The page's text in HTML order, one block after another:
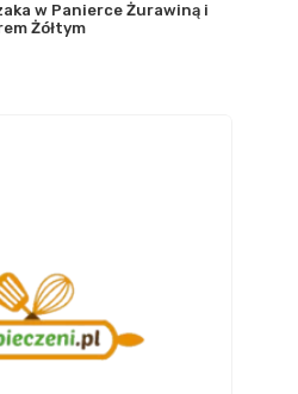
w Panierce Żurawiną i
Żółtym